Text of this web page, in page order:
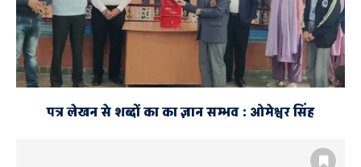
पत्र लेखन से शब्दों का का ज्ञान सम्भव : ओमेश्वर सिंह